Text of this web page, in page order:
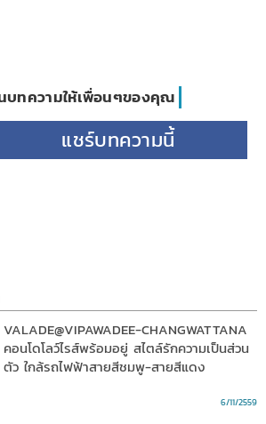
บทความให้เพื่อนๆของคุณ
VALADE@VIPAWADEE-CHANGWATTANA
คอนโดโลว์ไรส์พร้อมอยู่ สไตล์รักความเป็นส่วน
ตัว ใกล้รถไฟฟ้าสายสีชมพู-สายสีแดง
6/11/2559